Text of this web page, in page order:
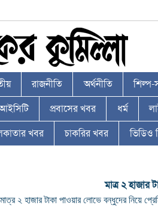
রাজনীতি অর্থনীতি শিল্প-
প্রবাসের খবর ধর্ম
খবর চাকরির খবর ভিডিও
মাত্র ২ হাজার
মাত্র ২ হাজার টাকা পাওয়ার লোভে বন্ধুদের নিয়ে